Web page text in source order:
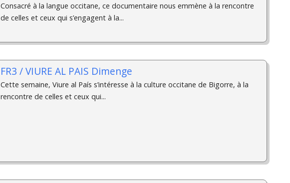
Consacré à la langue occitane, ce documentaire nous emmène à la rencontre
de celles et ceux qui s’engagent à la...
FR3 / VIURE AL PAIS Dimenge
Cette semaine, Viure al País s’intéresse à la culture occitane de Bigorre, à la
rencontre de celles et ceux qui...